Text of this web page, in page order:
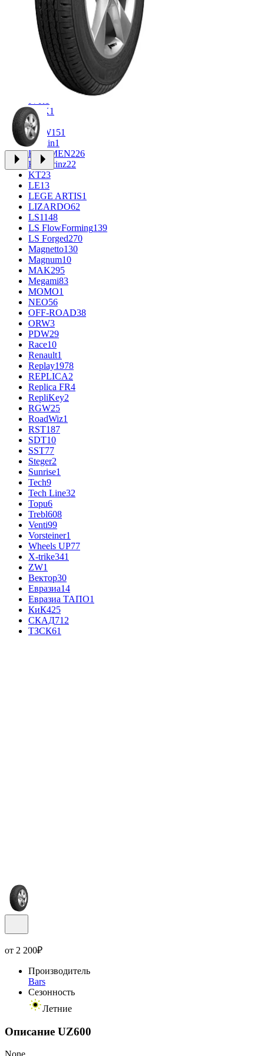
CROSS_STREET
30
Eurodisk1
FF 34
GR 71
Grizzly
iFree1004
iFree Original53
INFORGED 1
K&K1
K7
KDW151
Keskin1
KHOMEN226
Kronprinz22
KT23
LE13
LEGE ARTIS1
LIZARDO62
LS1148
LS FlowForming139
LS Forged270
Magnetto130
Magnum10
MAK295
Megami83
MOMO1
NEO56
OFF-ROAD38
ORW3
PDW29
Race10
Renault1
Replay1978
REPLICA2
Replica FR4
RepliKey2
RGW25
RoadWiz1
RST187
SDT10
SST77
Steger2
Sunrise1
Tech9
Tech Line32
Topu6
Trebl608
Venti99
Vorsteiner1
Wheels UP77
X-trike341
ZW1
Вектор30
Евразиа14
Евразиа ТАПО1
КиК425
СКАД712
ТЗСК61
от 2 200₽
Производитель
Bars
Сезонность
Летние
Описание UZ600